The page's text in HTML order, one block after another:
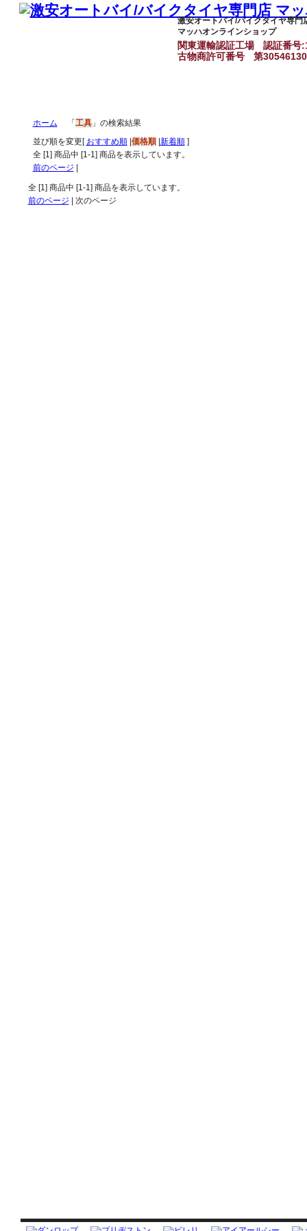
激安オートバイ/バイクタイヤ専門
マッハオンラインショップ
関東運輸認証工場
認証番号
古物商許可番号
第
ホーム 「 工具」の検索結果
並び順を変更[ おすすめ順| 価格順| 新着順]
全 [1] 商品中 [1-1] 商品を表示しています。
前のページ
全 [1] 商品中 [1-1] 商品を表示しています。
前のページ | 次のページ